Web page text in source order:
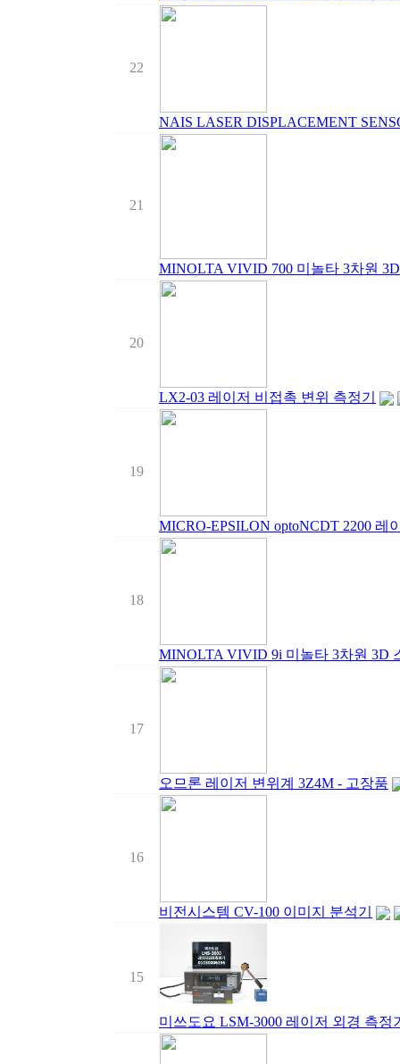
22
NAIS LASER DISPLACEMENT
21
MINOLTA VIVID 700 미놀타 3차원
20
LX2-03 레이저 비접촉 변위 측정기
19
MICRO-EPSILON optoNCDT 2200 레
18
MINOLTA VIVID 9i 미놀타 3차원 3D
17
오므론 레이저 변위계 3Z4M - 고장품
16
비전시스템 CV-100 이미지 분석기
15
미쓰도요 LSM-3000 레이저 외경 측정